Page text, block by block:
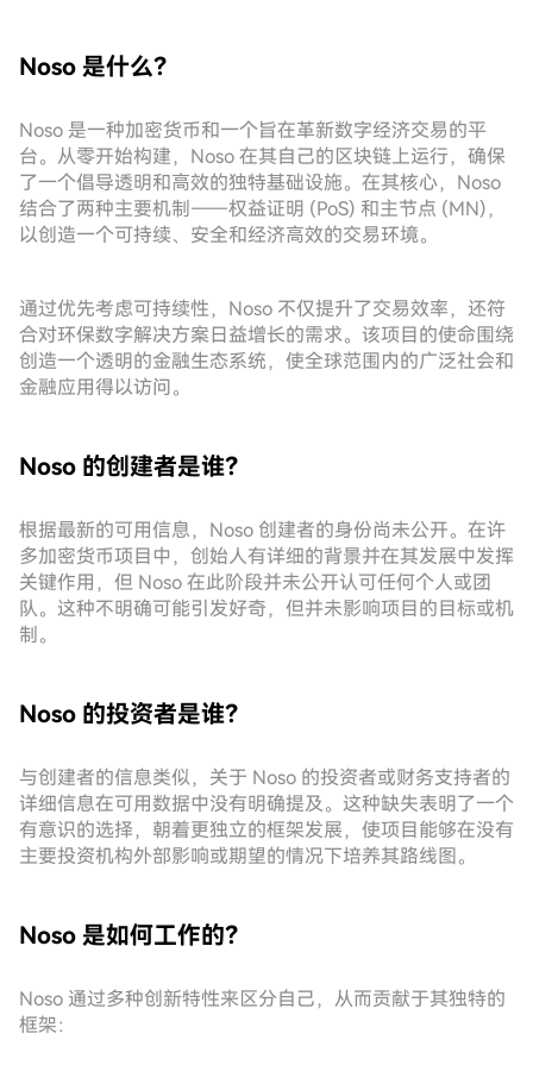
Noso 是什么？
Noso 是一种加密货币和一个旨在革新数字经济交易的平
台。从零开始构建，Noso 在其自己的区块链上运行，确保
了一个倡导透明和高效的独特基础设施。在其核心，Noso
结合了两种主要机制——权益证明 (PoS) 和主节点 (MN)，
以创造一个可持续、安全和经济高效的交易环境。
通过优先考虑可持续性，Noso 不仅提升了交易效率，还符
合对环保数字解决方案日益增长的需求。该项目的使命围绕
创造一个透明的金融生态系统，使全球范围内的广泛社会和
金融应用得以访问。
Noso 的创建者是谁？
根据最新的可用信息，Noso 创建者的身份尚未公开。在许
多加密货币项目中，创始人有详细的背景并在其发展中发挥
关键作用，但 Noso 在此阶段并未公开认可任何个人或团
队。这种不明确可能引发好奇，但并未影响项目的目标或机
制。
Noso 的投资者是谁？
与创建者的信息类似，关于 Noso 的投资者或财务支持者的
详细信息在可用数据中没有明确提及。这种缺失表明了一个
有意识的选择，朝着更独立的框架发展，使项目能够在没有
主要投资机构外部影响或期望的情况下培养其路线图。
Noso 是如何工作的？
Noso 通过多种创新特性来区分自己，从而贡献于其独特的
框架：